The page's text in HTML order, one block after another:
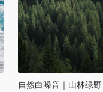
自然白噪音｜山林绿野